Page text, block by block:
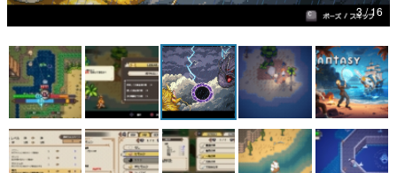
アプリレビュー
その他
電ファミニコゲーマーとは？
運営：株式会社マレ